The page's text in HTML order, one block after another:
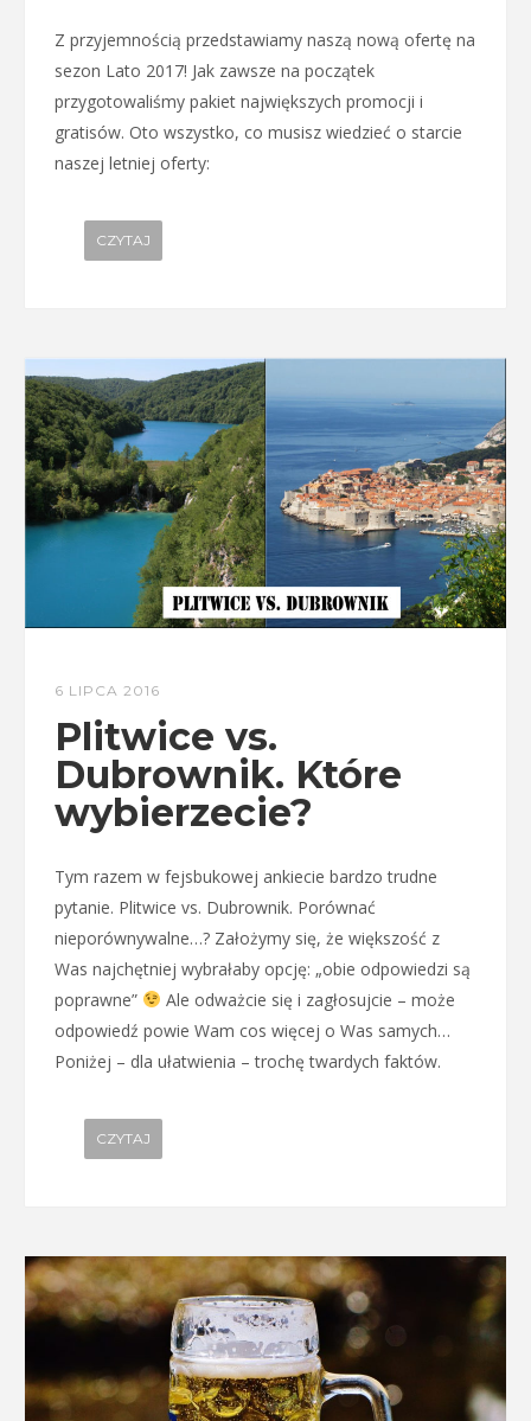
Z przyjemnością przedstawiamy naszą nową ofertę na
sezon Lato 2017! Jak zawsze na początek
przygotowaliśmy pakiet największych promocji i
gratisów. Oto wszystko, co musisz wiedzieć o starcie
naszej letniej oferty:
CZYTAJ
6 LIPCA 2016
Plitwice vs.
Dubrownik. Które
wybierzecie?
Tym razem w fejsbukowej ankiecie bardzo trudne
pytanie. Plitwice vs. Dubrownik. Porównać
nieporównywalne…? Założymy się, że większość z
Was najchętniej wybrałaby opcję: „obie odpowiedzi są
poprawne”
Ale odważcie się i zagłosujcie – może
odpowiedź powie Wam cos więcej o Was samych…
Poniżej – dla ułatwienia – trochę twardych faktów.
CZYTAJ